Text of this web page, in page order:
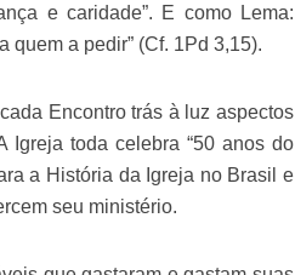
e caridade”. E como Lema:
quem a pedir” (Cf. 1Pd 3,15).
Encontro trás à luz aspectos
Igreja toda celebra “50 anos do
a História da Igreja no Brasil e
seu ministério.